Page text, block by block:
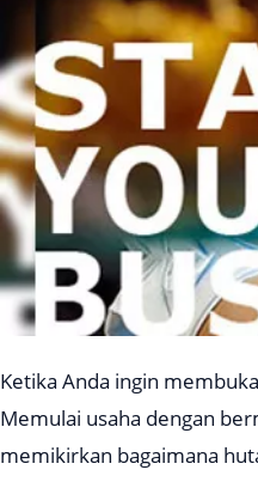
Ketika Anda ingin
Memulai usaha dengan
memikirkan bagaimana